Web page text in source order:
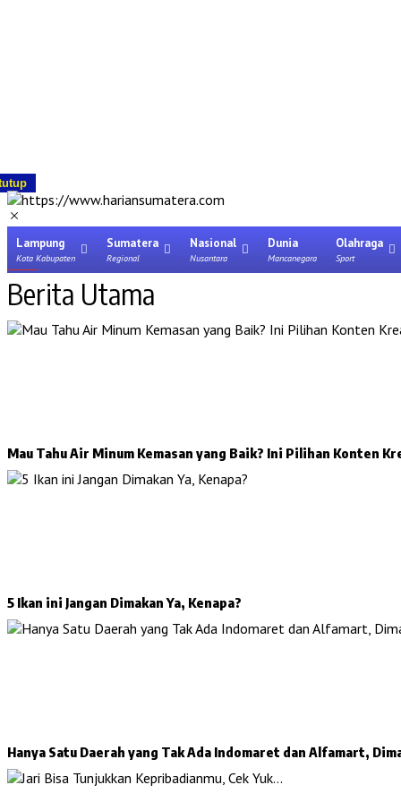
Lampung
Kota Kabupaten
Sumatera
Regional
Nasional
Nusantara
Dunia
Mancanegara
Olahraga
Sport
Berita Utama
Mau Tahu Air Minum Kemasan yang Baik? Ini Pilihan Konten
5 Ikan ini Jangan Dimakan Ya, Kenapa?
Hanya Satu Daerah yang Tak Ada Indomaret dan Alfamart,